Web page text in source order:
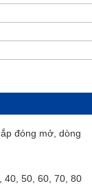
đóng mở, dòng
40, 50, 60, 70, 80